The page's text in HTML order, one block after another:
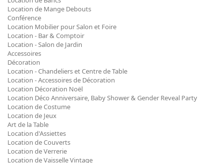
Location de Mange Debouts
Conférence
Location Mobilier pour Salon et Foire
Location - Bar & Comptoir
Location - Salon de Jardin
Accessoires
Décoration
Location - Chandeliers et Centre de Table
Location - Accessoires de Décoration
Location Décoration Noël
Location Déco Anniversaire, Baby Shower & Gender Reveal Party
Location de Costume
Location de Jeux
Art de la Table
Location d'Assiettes
Location de Couverts
Location de Verrerie
Location de Vaisselle Vintage